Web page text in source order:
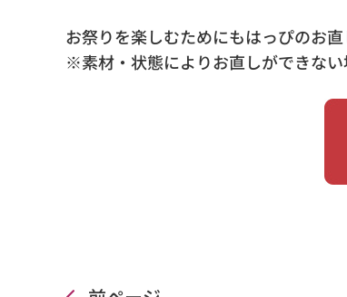
お祭りを楽しむためにもはっぴのお
※素材・状態によりお直しができない